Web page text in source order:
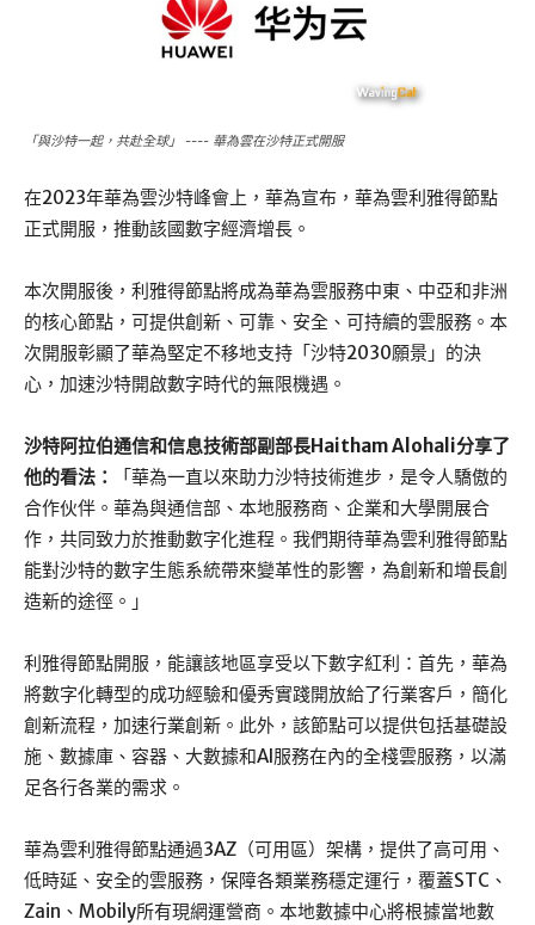
「與沙特一起，共赴全球」 ---- 華為雲在沙特正式開服
在2023年華為雲沙特峰會上，華為宣布，華為雲利雅得節點
正式開服，推動該國數字經濟增長。
本次開服後，利雅得節點將成為華為雲服務中東、中亞和非洲
的核心節點，可提供創新、可靠、安全、可持續的雲服務。本
次開服彰顯了華為堅定不移地支持「沙特2030願景」的決
心，加速沙特開啟數字時代的無限機遇。
沙特阿拉伯通信和信息技術部副部長Haitham Alohali分享了
他的看法：
「華為一直以來助力沙特技術進步，是令人驕傲的
合作伙伴。華為與通信部、本地服務商、企業和大學開展合
作，共同致力於推動數字化進程。我們期待華為雲利雅得節點
能對沙特的數字生態系統帶來變革性的影響，為創新和增長創
造新的途徑。」
利雅得節點開服，能讓該地區享受以下數字紅利：首先，華為
將數字化轉型的成功經驗和優秀實踐開放給了行業客戶，簡化
創新流程，加速行業創新。此外，該節點可以提供包括基礎設
施、數據庫、容器、大數據和AI服務在內的全棧雲服務，以滿
足各行各業的需求。
華為雲利雅得節點通過3AZ（可用區）架構，提供了高可用、
低時延、安全的雲服務，保障各類業務穩定運行，覆蓋STC、
Zain、Mobily所有現網運營商。本地數據中心將根據當地數